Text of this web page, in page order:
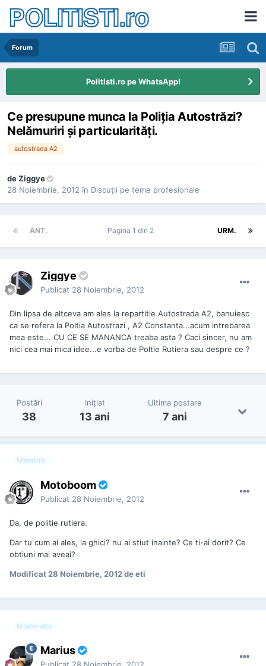
POLITISTI.ro
Forum
Politisti.ro pe WhatsApp!
Ce presupune munca la Poliţia Autostrăzi?
Nelămuriri şi particularităţi.
autostrada A2
deZiggye
28 Noiembrie, 2012 în Discuţii pe teme profesionale
ANT. URM.
Pagina 1 din 2
Ziggye
Publicat 28 Noiembrie, 2012
Din lipsa de altceva am ales la repartitie Autostrada A2, banuiesc
ca se refera la Poltia Autostrazi , A2 Constanta...acum intrebarea
mea este... CU CE SE MANANCA treaba asta ? Caci sincer, nu am
nici cea mai mica idee...e vorba de Poltie Rutiera sau despre ce ?
Postări
38
Iniţiat
13 ani
Ultima postare
7 ani
Membru
Motoboom
Publicat 28 Noiembrie, 2012
Da, de politie rutiera.
Dar tu cum ai ales, la ghici? nu ai stiut inainte? Ce ti-ai dorit? Ce
obtiuni mai aveai?
Modificat 28 Noiembrie, 2012de eti
Moderator
Marius
Publicat 28 Noiembrie, 2012